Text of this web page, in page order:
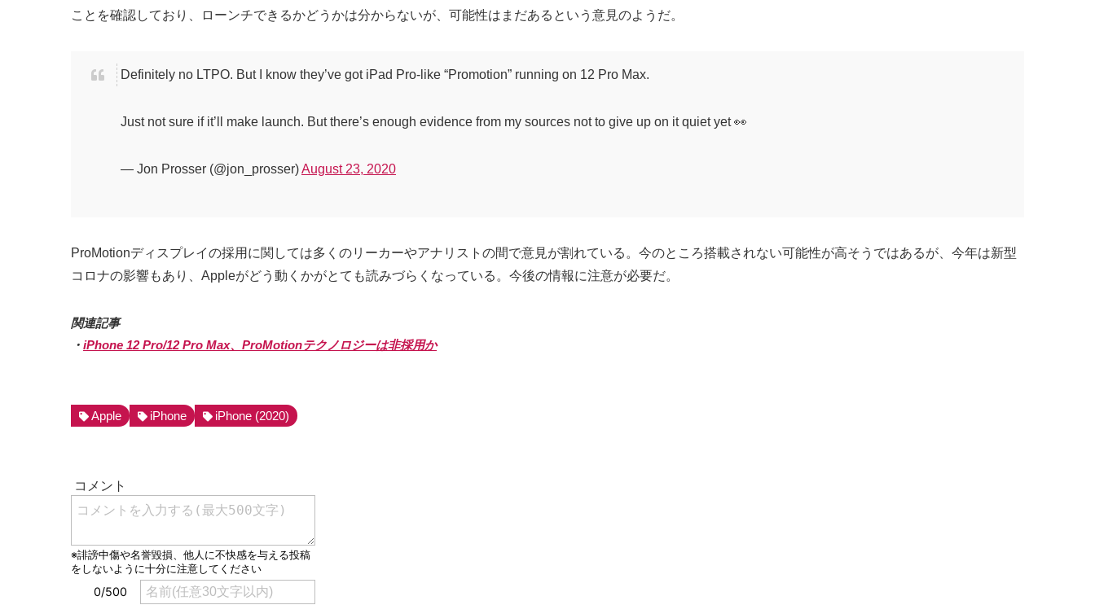
ことを確認しており、ローンチできるかどうかは分からないが、可能性はまだあるという意見のようだ。
Definitely no LTPO. But I know they’ve got iPad Pro-like “Promotion” running on 12 Pro Max.
Just not sure if it’ll make launch. But there’s enough evidence from my sources not to give up on it quiet yet 👀
— Jon Prosser (@jon_prosser)August 23, 2020
ProMotionディスプレイの採用に関しては多くのリーカーやアナリストの間で意見が割れている。今のところ搭載されない可能性が高そうではあるが、今年は新型
コロナの影響もあり、Appleがどう動くかがとても読みづらくなっている。今後の情報に注意が必要だ。
関連記事
・ iPhone 12 Pro/12 Pro Max、ProMotionテクノロジーは非採用か
Apple iPhone iPhone (2020)